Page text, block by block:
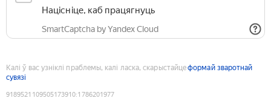
Націсніце, каб працягнуць
SmartCaptcha by Yandex Cloud
Калі ў вас узніклі праблемы, калі ласка, скарыстайцеформай зваротнай
сувязі
9189521109505173910:1786201977